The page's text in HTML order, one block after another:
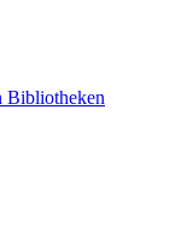
Bibliotheken